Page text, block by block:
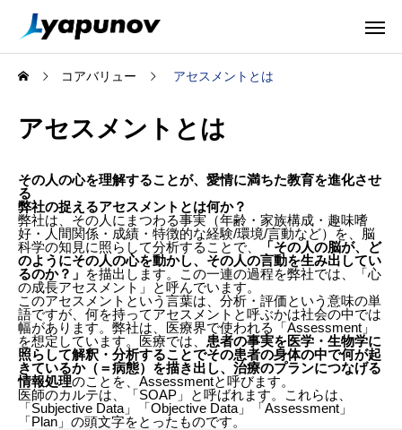
コアバリュー アセスメントとは
アセスメントとは
その人の心を理解することが、愛情に満ちた教育を進化させ
る
弊社の捉えるアセスメントとは何か？
弊社は、その人にまつわる事実（年齢・家族構成・趣味嗜
好・人間関係・成績・特徴的な経験/環境/言動など）を、脳
科学の知見に照らして分析することで、
「その人の脳が、ど
のようにその人の心を動かし、その人の言動を生み出してい
るのか？」 を描出します。この一連の過程を弊社では、「心
の成長アセスメント」と呼んでいます。
このアセスメントという言葉は、分析・評価という意味の単
語ですが、何を持ってアセスメントと呼ぶかは社会の中では
幅があります。弊社は、医療界で使われる「Assessment」
を想定しています。医療では、 患者の事実を医学・生物学に
照らして解釈・分析することでその患者の身体の中で何が起
きているか（＝病態）を描き出し、治療のプランにつなげる
情報処理のことを、Assessmentと呼びます。
医師のカルテは、「SOAP」と呼ばれます。これらは、
「Subjective Data」「Objective Data」「Assessment」
「Plan」の頭文字をとったものです。